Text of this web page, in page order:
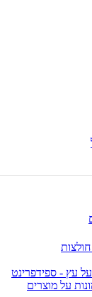
על מוצרים